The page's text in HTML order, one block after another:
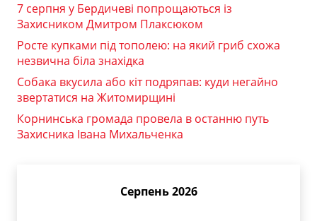
7 серпня у Бердичеві попрощаються із
Захисником Дмитром Плаксюком
Росте купками під тополею: на який гриб схожа
незвична біла знахідка
Собака вкусила або кіт подряпав: куди негайно
звертатися на Житомирщині
Корнинська громада провела в останню путь
Захисника Івана Михальченка
Серпень 2026